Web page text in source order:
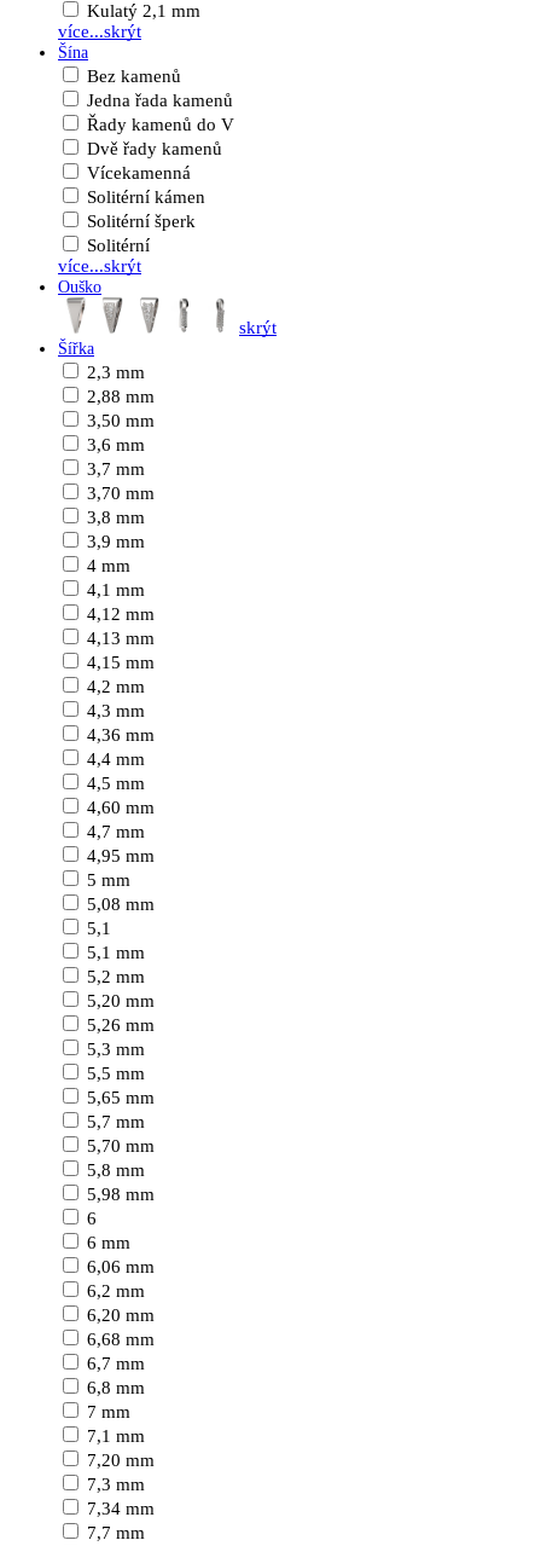
Kulatý 2,1 mm
více...skrýt
Šína
Bez kamenů
Jedna řada kamenů
Řady kamenů do V
Dvě řady kamenů
Vícekamenná
Solitérní kámen
Solitérní šperk
Solitérní
více...skrýt
Ouško
skrýt
Šířka
2,3 mm
2,88 mm
3,50 mm
3,6 mm
3,7 mm
3,70 mm
3,8 mm
3,9 mm
4 mm
4,1 mm
4,12 mm
4,13 mm
4,15 mm
4,2 mm
4,3 mm
4,36 mm
4,4 mm
4,5 mm
4,60 mm
4,7 mm
4,95 mm
5 mm
5,08 mm
5,1
5,1 mm
5,2 mm
5,20 mm
5,26 mm
5,3 mm
5,5 mm
5,65 mm
5,7 mm
5,70 mm
5,8 mm
5,98 mm
6
6 mm
6,06 mm
6,2 mm
6,20 mm
6,68 mm
6,7 mm
6,8 mm
7 mm
7,1 mm
7,20 mm
7,3 mm
7,34 mm
7,7 mm